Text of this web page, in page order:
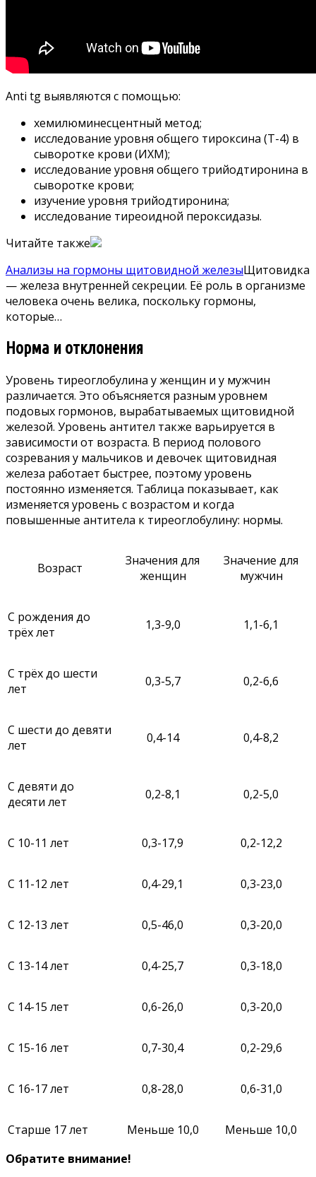
Anti tg выявляются с помощью:
хемилюминесцентный метод;
исследование уровня общего тироксина (Т-4) в
сыворотке крови (ИХМ);
исследование уровня общего трийодтиронина в
сыворотке крови;
изучение уровня трийодтиронина;
исследование тиреоидной пероксидазы.
Читайте также
Анализы на гормоны щитовидной железыЩитовидка
— железа внутренней секреции. Её роль в организме
человека очень велика, поскольку гормоны,
которые…
Норма и отклонения
Уровень тиреоглобулина у женщин и у мужчин
различается. Это объясняется разным уровнем
подовых гормонов, вырабатываемых щитовидной
железой. Уровень антител также варьируется в
зависимости от возраста. В период полового
созревания у мальчиков и девочек щитовидная
железа работает быстрее, поэтому уровень
постоянно изменяется. Таблица показывает, как
изменяется уровень с возрастом и когда
повышенные антитела к тиреоглобулину: нормы.
Возраст
Значения для
женщин
Значение для
мужчин
С рождения до
трёх лет
1,3-9,0 1,1-6,1
С трёх до шести
лет
0,3-5,7 0,2-6,6
С шести до девяти
лет
0,4-14 0,4-8,2
С девяти до
десяти лет
0,2-8,1 0,2-5,0
С 10-11 лет 0,3-17,9 0,2-12,2
С 11-12 лет 0,4-29,1 0,3-23,0
С 12-13 лет 0,5-46,0 0,3-20,0
С 13-14 лет 0,4-25,7 0,3-18,0
С 14-15 лет 0,6-26,0 0,3-20,0
С 15-16 лет 0,7-30,4 0,2-29,6
С 16-17 лет 0,8-28,0 0,6-31,0
Старше 17 лет Меньше 10,0
Меньше 10,0
Обратите внимание!